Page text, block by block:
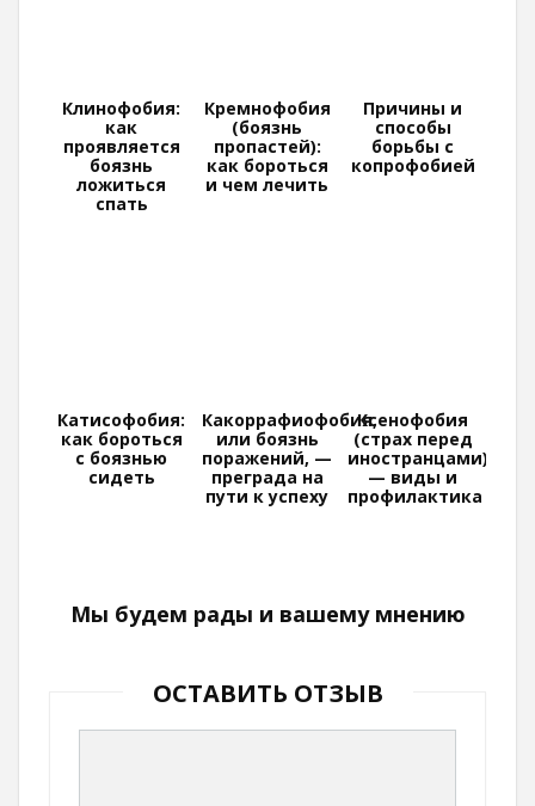
Клинофобия:
как
проявляется
боязнь
ложиться
спать
Кремнофобия
(боязнь
пропастей):
как бороться
и чем лечить
Причины и
способы
борьбы с
копрофобией
Катисофобия:
как бороться
с боязнью
сидеть
Какоррафиофобия,
или боязнь
поражений, —
преграда на
пути к успеху
Ксенофобия
(страх перед
иностранцами)
— виды и
профилактика
Мы будем рады и вашему мнению
ОСТАВИТЬ ОТЗЫВ